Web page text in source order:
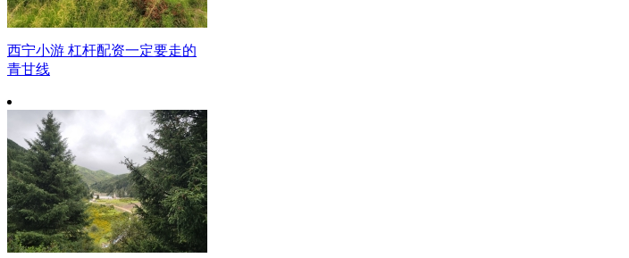
西宁小游 杠杆配资一定要走的
青甘线